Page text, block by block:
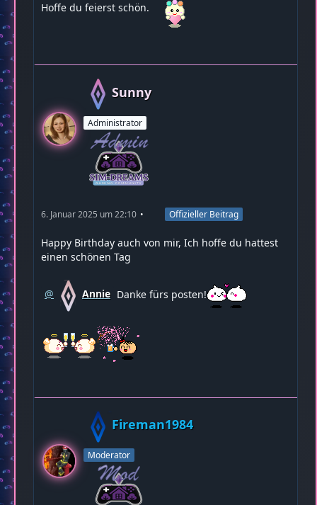
Hoffe du feierst schön.
Sunny
Administrator
6. Januar 2025 um 22:10 Offizieller Beitrag
Happy Birthday auch von mir, Ich hoffe du hattest
einen schönen Tag
Annie Danke fürs posten!
Fireman1984
Moderator